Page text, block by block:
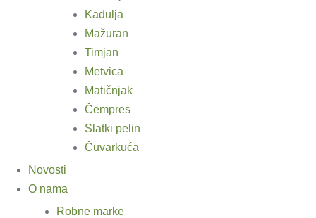
Kadulja
Mažuran
Timjan
Metvica
Matičnjak
Čempres
Slatki pelin
Čuvarkuća
Novosti
O nama
Robne marke